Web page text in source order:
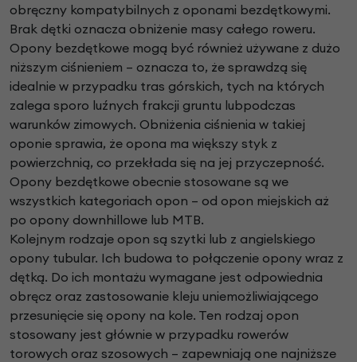
obręczny kompatybilnych z oponami bezdętkowymi.
Brak dętki oznacza obniżenie masy całego roweru.
Opony bezdętkowe mogą być również używane z dużo
niższym ciśnieniem – oznacza to, że sprawdzą się
idealnie w przypadku tras górskich, tych na których
zalega sporo luźnych frakcji gruntu lubpodczas
warunków zimowych. Obniżenia ciśnienia w takiej
oponie sprawia, że opona ma większy styk z
powierzchnią, co przekłada się na jej przyczepność.
Opony bezdętkowe obecnie stosowane są we
wszystkich kategoriach opon – od opon miejskich aż
po opony downhillowe lub MTB.
Kolejnym rodzaje opon są szytki lub z angielskiego
opony tubular. Ich budowa to połączenie opony wraz z
dętką. Do ich montażu wymagane jest odpowiednia
obręcz oraz zastosowanie kleju uniemożliwiającego
przesunięcie się opony na kole. Ten rodzaj opon
stosowany jest głównie w przypadku rowerów
torowych oraz szosowych – zapewniają one najniższe